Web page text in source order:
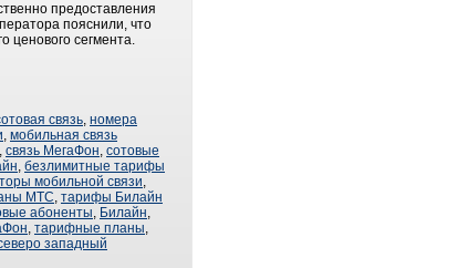
предоставления
пояснили, что
ценового сегмента.
связь, номера
, мобильная связь
, связь МегаФон, сотовые
, безлимитные тарифы
мобильной связи,
МТС, тарифы Билайн
абоненты, Билайн,
, тарифные планы,
западный